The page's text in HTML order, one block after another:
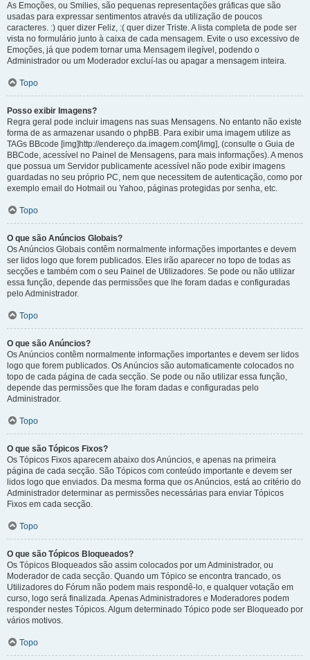
As Emoções, ou Smilies, são pequenas representações gráficas que são
usadas para expressar sentimentos através da utilização de poucos
caracteres. :) quer dizer Feliz, :( quer dizer Triste. A lista completa de pode ser
vista no formulário junto à caixa de cada mensagem. Evite o uso excessivo de
Emoções, já que podem tornar uma Mensagem ilegível, podendo o
Administrador ou um Moderador excluí-las ou apagar a mensagem inteira.
Topo
Posso exibir Imagens?
Regra geral pode incluir imagens nas suas Mensagens. No entanto não existe
forma de as armazenar usando o phpBB. Para exibir uma imagem utilize as
TAGs BBcode [img]http://endereço.da.imagem.com[/img], (consulte o Guia de
BBCode, acessível no Painel de Mensagens, para mais informações). A menos
que possua um Servidor publicamente acessível não pode exibir imagens
guardadas no seu próprio PC, nem que necessitem de autenticação, como por
exemplo email do Hotmail ou Yahoo, páginas protegidas por senha, etc.
Topo
O que são Anúncios Globais?
Os Anúncios Globais contêm normalmente informações importantes e devem
ser lidos logo que forem publicados. Eles irão aparecer no topo de todas as
secções e também com o seu Painel de Utilizadores. Se pode ou não utilizar
essa função, depende das permissões que lhe foram dadas e configuradas
pelo Administrador.
Topo
O que são Anúncios?
Os Anúncios contêm normalmente informações importantes e devem ser lidos
logo que forem publicados. Os Anúncios são automaticamente colocados no
topo de cada página de cada secção. Se pode ou não utilizar essa função,
depende das permissões que lhe foram dadas e configuradas pelo
Administrador.
Topo
O que são Tópicos Fixos?
Os Tópicos Fixos aparecem abaixo dos Anúncios, e apenas na primeira
página de cada secção. São Tópicos com conteúdo importante e devem ser
lidos logo que enviados. Da mesma forma que os Anúncios, está ao critério do
Administrador determinar as permissões necessárias para enviar Tópicos
Fixos em cada secção.
Topo
O que são Tópicos Bloqueados?
Os Tópicos Bloqueados são assim colocados por um Administrador, ou
Moderador de cada secção. Quando um Tópico se encontra trancado, os
Utilizadores do Fórum não podem mais respondê-lo, e qualquer votação em
curso, logo será finalizada. Apenas Administradores e Moderadores podem
responder nestes Tópicos. Algum determinado Tópico pode ser Bloqueado por
vários motivos.
Topo